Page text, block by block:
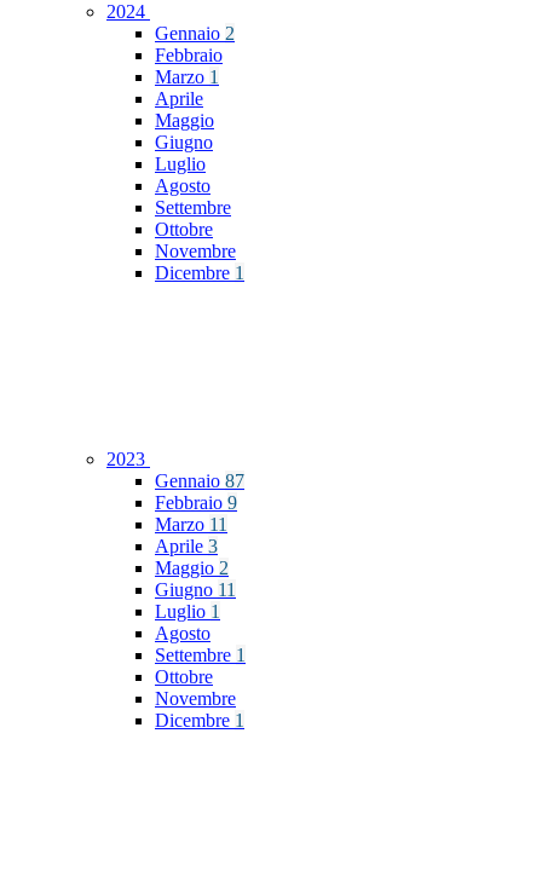
2024
Gennaio 2
Febbraio
Marzo 1
Aprile
Maggio
Giugno
Luglio
Agosto
Settembre
Ottobre
Novembre
Dicembre 1
2023
Gennaio 87
Febbraio 9
Marzo 11
Aprile 3
Maggio 2
Giugno 11
Luglio 1
Agosto
Settembre 1
Ottobre
Novembre
Dicembre 1